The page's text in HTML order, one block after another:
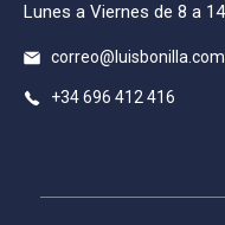
Lunes a Viernes de 8 a
correo@luisbonilla.com
+34 696 412 416